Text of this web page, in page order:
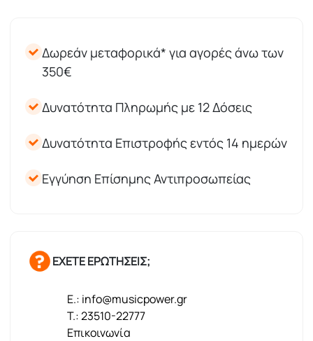
Δωρεάν μεταφορικά* για αγορές άνω των
350€
Δυνατότητα Πληρωμής με 12 Δόσεις
Δυνατότητα Επιστροφής εντός 14 ημερών
Εγγύηση Επίσημης Αντιπροσωπείας
ΕΧΕΤΕ ΕΡΩΤΗΣΕΙΣ;
E.: info@musicpower.gr
T.: 23510-22777
Επικοινωνία